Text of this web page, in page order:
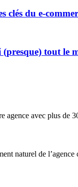
clés du e-
(presque) tout
agence avec plus de
naturel de